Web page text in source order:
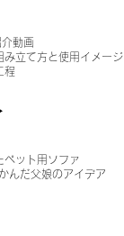
動画
み立て方と使用イメージ
程
ペット用ソファ
んだ父娘のアイデア